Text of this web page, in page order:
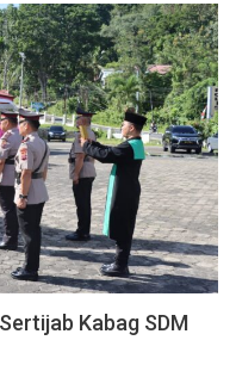
Kabag SDM